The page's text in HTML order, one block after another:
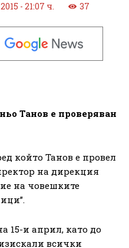
- 21:07 ч. 37
Танов е проверяван
който Танов е провел
на дирекция
на човешките
15-и април, като до
всички